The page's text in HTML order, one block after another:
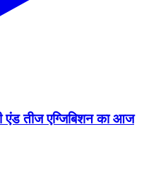
एंड तीज एग्जिबिशन का आज